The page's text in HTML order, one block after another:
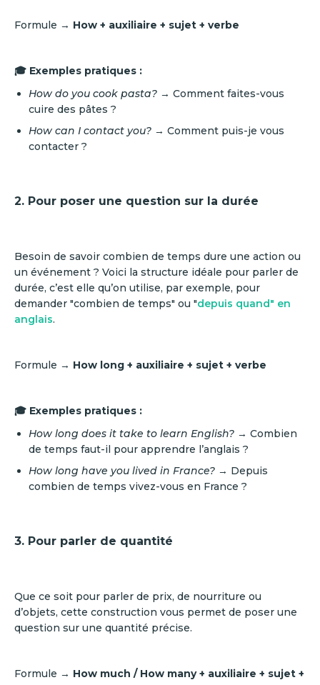
Formule → How + auxiliaire + sujet + verbe
🎓 Exemples pratiques :
How do you cook pasta? → Comment faites-vous
cuire des pâtes ?
How can I contact you? → Comment puis-je vous
contacter ?
2. Pour poser une question sur la durée
Besoin de savoir combien de temps dure une action ou
un événement ? Voici la structure idéale pour parler de
durée, c’est elle qu’on utilise, par exemple, pour
demander "combien de temps" ou "depuis quand" en
anglais.
Formule → How long + auxiliaire + sujet + verbe
🎓 Exemples pratiques :
How long does it take to learn English? → Combien
de temps faut-il pour apprendre l’anglais ?
How long have you lived in France? → Depuis
combien de temps vivez-vous en France ?
3. Pour parler de quantité
Que ce soit pour parler de prix, de nourriture ou
d’objets, cette construction vous permet de poser une
question sur une quantité précise.
Formule → How much / How many + auxiliaire + sujet +